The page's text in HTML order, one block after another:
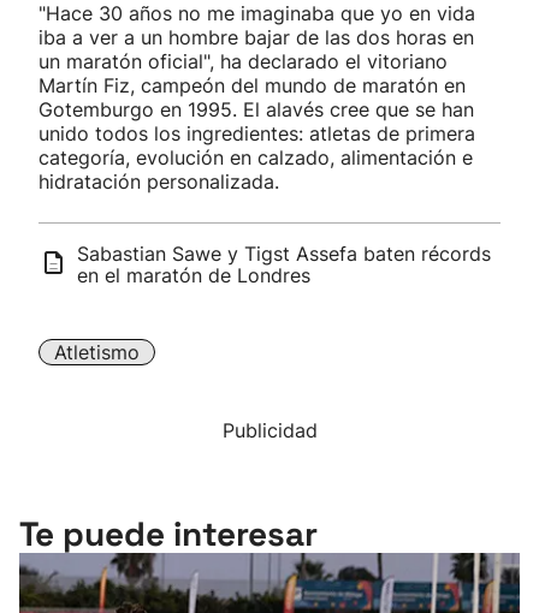
"Hace 30 años no me imaginaba que yo en vida
iba a ver a un hombre bajar de las dos horas en
un maratón oficial", ha declarado el vitoriano
Martín Fiz, campeón del mundo de maratón en
Gotemburgo en 1995. El alavés cree que se han
unido todos los ingredientes: atletas de primera
categoría, evolución en calzado, alimentación e
hidratación personalizada.
Sabastian Sawe y Tigst Assefa baten récords
en el maratón de Londres
Atletismo
Publicidad
Te puede interesar